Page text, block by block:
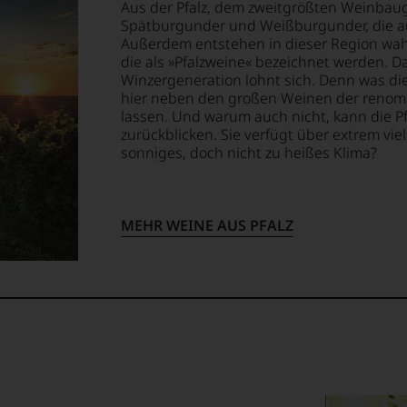
Aus der Pfalz, dem zweitgrößten
Spätburgunder und Weißburgunder, die
Außerdem entstehen in dieser Region
die als »Pfalzweine« bezeichnet werden.
Winzergeneration lohnt sich. Denn was
hier neben den großen Weinen der
lassen. Und warum auch nicht, kann die
zurückblicken. Sie verfügt über extrem
sonniges, doch nicht zu heißes Klima?
MEHR WEINE AUS PFALZ